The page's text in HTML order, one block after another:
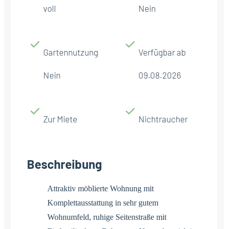
voll Nein
Gartennutzung
Nein
Verfügbar ab
09.08.2026
Zur Miete Nichtraucher
Beschreibung
Attraktiv möblierte Wohnung mit
Komplettausstattung in sehr gutem
Wohnumfeld, ruhige Seitenstraße mit